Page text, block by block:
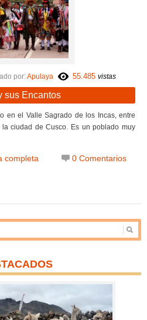
por:Apulaya 55.485 vistas
sus Encantos
en el Valle Sagrado de los Incas, entre
ciudad de Cusco. Es un poblado muy
completa 0 Comentarios